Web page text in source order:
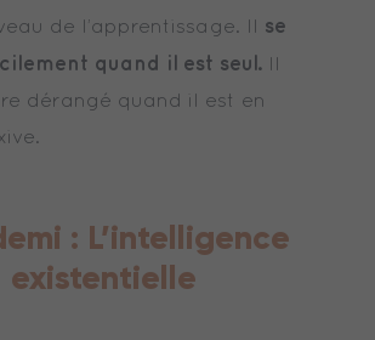
de l’apprentissage. Il se
quand il est seul.
dérangé quand il est en
: L’intelligence
existentielle